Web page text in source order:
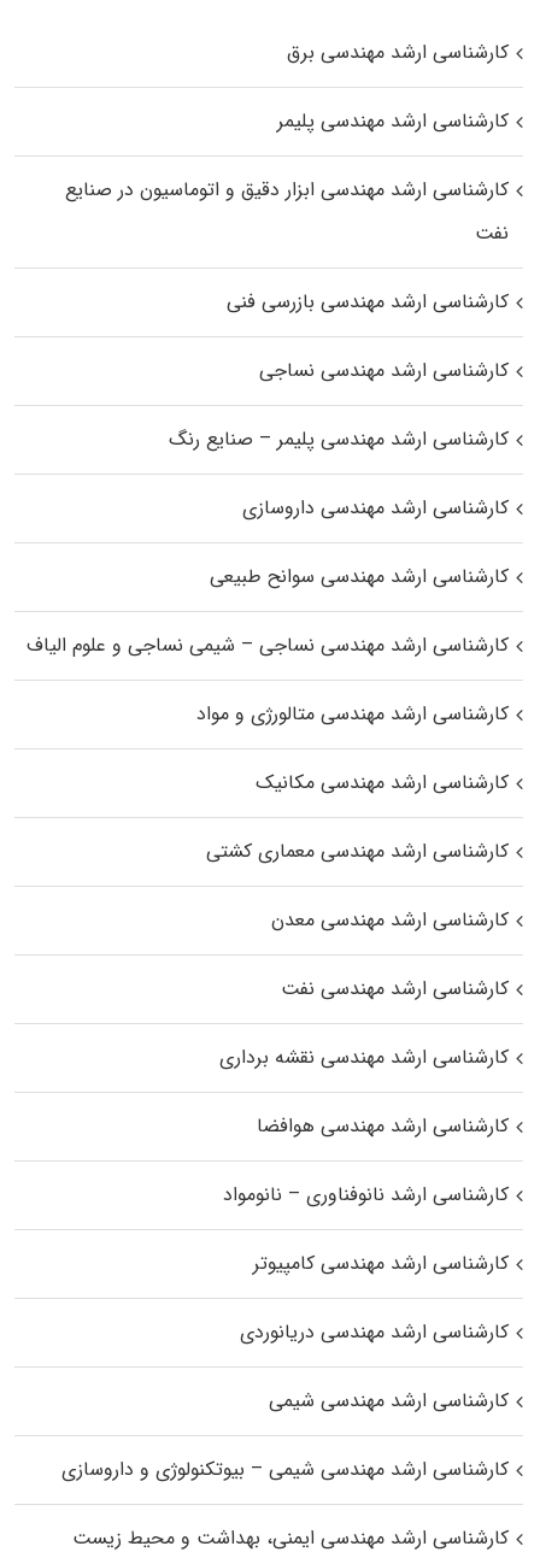
کارشناسی ارشد مهندسی برق
کارشناسی ارشد مهندسی پلیمر
کارشناسی ارشد مهندسی ابزار دقیق و اتوماسیون در صنایع
نفت
کارشناسی ارشد مهندسی بازرسی فنی
کارشناسی ارشد مهندسی نساجی
کارشناسی ارشد مهندسی پلیمر – صنایع رنگ
کارشناسی ارشد مهندسی داروسازی
کارشناسی ارشد مهندسی سوانح طبیعی
کارشناسی ارشد مهندسی نساجی – شیمی نساجی و علوم الیاف
کارشناسی ارشد مهندسی متالورژی و مواد
کارشناسی ارشد مهندسی مکانیک
کارشناسی ارشد مهندسی معماری کشتی
کارشناسی ارشد مهندسی معدن
کارشناسی ارشد مهندسی نفت
کارشناسی ارشد مهندسی نقشه برداری
کارشناسی ارشد مهندسی هوافضا
کارشناسی ارشد نانوفناوری – نانومواد
کارشناسی ارشد مهندسی کامپیوتر
کارشناسی ارشد مهندسی دریانوردی
کارشناسی ارشد مهندسی شیمی
کارشناسی ارشد مهندسی شیمی – بیوتکنولوژی و داروسازی
کارشناسی ارشد مهندسی ایمنی، بهداشت و محیط زیست